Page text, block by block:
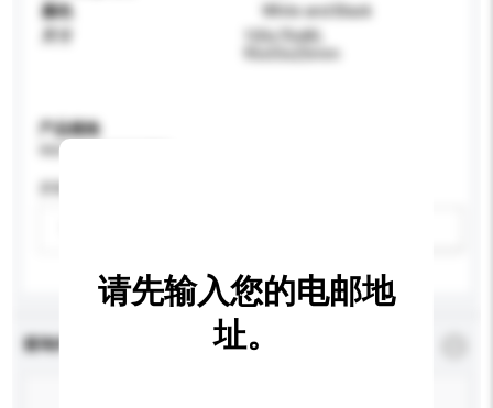
颜色
White and Black
100x70x80,
95x55x25mm
产品规格
查询内容
请先输入您的电邮地
址。